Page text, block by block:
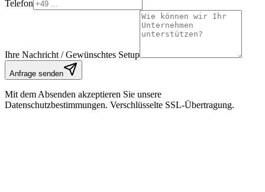
Telefon
Ihre Nachricht / Gewünschtes Setup
Anfrage senden
Mit dem Absenden akzeptieren Sie unsere
Datenschutzbestimmungen. Verschlüsselte SSL-Übertragung.